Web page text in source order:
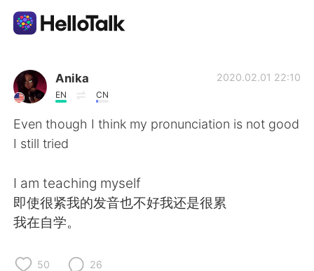
언어 교환 앱
AI Grammar Checker
한국어
English 简体中文
Anika
EN CN
2020.02.01 22:10
Even though I think my pronunciation is not good
I still tried
I am teaching myself
即使很紧我的发音也不好我还是很累
我在自学。
50 26